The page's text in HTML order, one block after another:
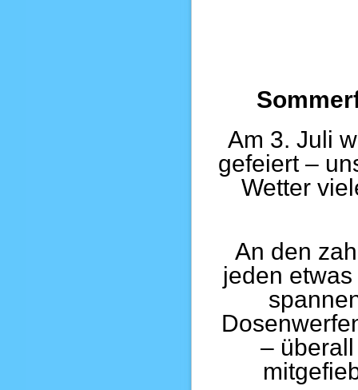
Am 3. Juli
gefeiert –
Wetter
An den
jeden
–